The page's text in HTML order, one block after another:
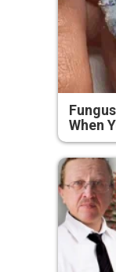
When